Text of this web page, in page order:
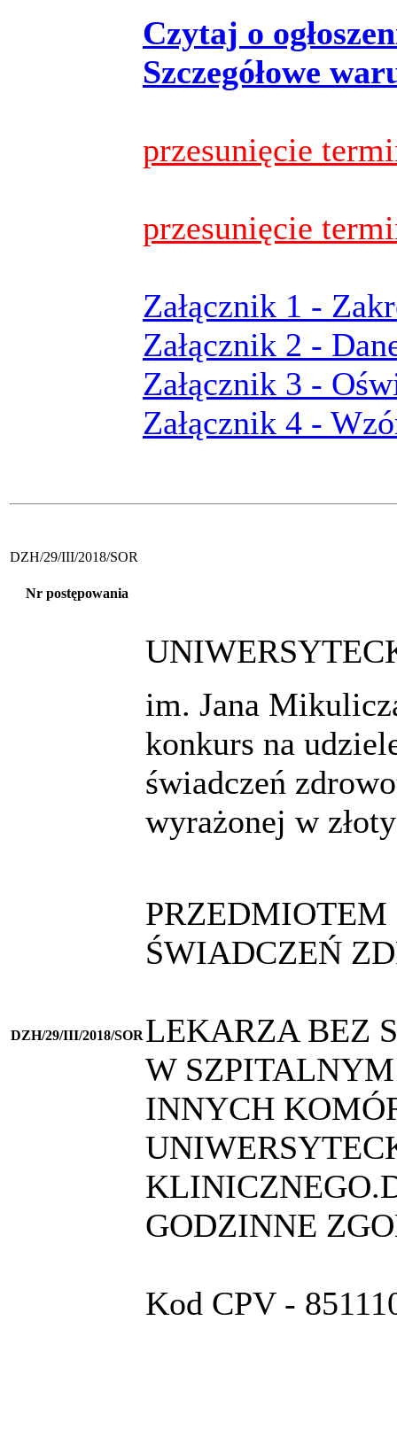
Czytaj o
Szczegółowe
przesunięcie
przesunięcie
Załącznik 1 -
Załącznik 2 -
Załącznik 3 -
Załącznik 4 -
DZH/29/III/2018/SOR
Nr postępowania
DZH/29/III/2018/SOR
im. Jana
konkurs na
świadczeń
wyrażonej w
ŚWIADCZEŃ
LEKARZA BEZ
W
INNYCH
GODZINNE
Kod CPV -